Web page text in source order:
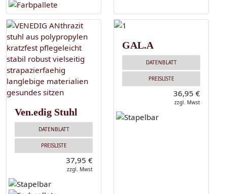
Ven.edig Stuhl
DATENBLATT
PREISLISTE
37,95 €
zzgl. Mwst
GAL.A
DATENBLATT
PREISLISTE
36,95 €
zzgl. Mwst